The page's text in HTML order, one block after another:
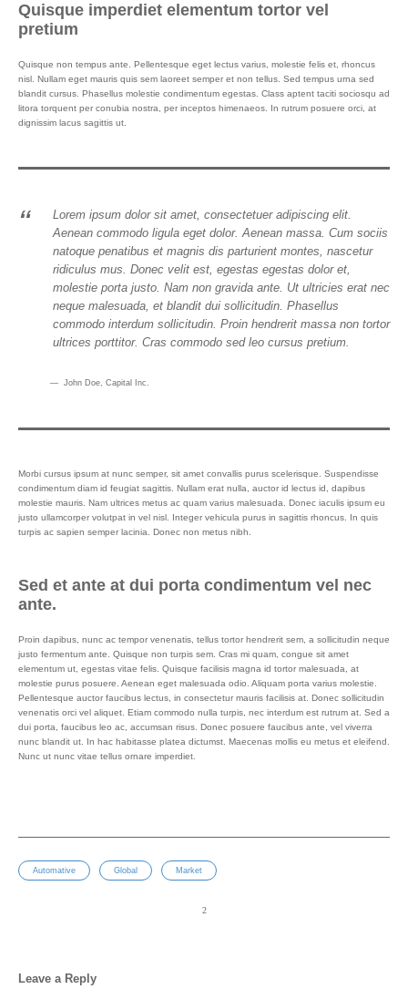
Quisque imperdiet elementum tortor vel
pretium
Quisque non tempus ante. Pellentesque eget lectus varius, molestie felis et, rhoncus
nisl. Nullam eget mauris quis sem laoreet semper et non tellus. Sed tempus urna sed
blandit cursus. Phasellus molestie condimentum egestas. Class aptent taciti sociosqu ad
litora torquent per conubia nostra, per inceptos himenaeos. In rutrum posuere orci, at
dignissim lacus sagittis ut.
Lorem ipsum dolor sit amet, consectetuer adipiscing elit.
Aenean commodo ligula eget dolor. Aenean massa. Cum sociis
natoque penatibus et magnis dis parturient montes, nascetur
ridiculus mus. Donec velit est, egestas egestas dolor et,
molestie porta justo. Nam non gravida ante. Ut ultricies erat nec
neque malesuada, et blandit dui sollicitudin. Phasellus
commodo interdum sollicitudin. Proin hendrerit massa non tortor
ultrices porttitor. Cras commodo sed leo cursus pretium.
John Doe, Capital Inc.
Morbi cursus ipsum at nunc semper, sit amet convallis purus scelerisque. Suspendisse
condimentum diam id feugiat sagittis. Nullam erat nulla, auctor id lectus id, dapibus
molestie mauris. Nam ultrices metus ac quam varius malesuada. Donec iaculis ipsum eu
justo ullamcorper volutpat in vel nisl. Integer vehicula purus in sagittis rhoncus. In quis
turpis ac sapien semper lacinia. Donec non metus nibh.
Sed et ante at dui porta condimentum vel nec
ante.
Proin dapibus, nunc ac tempor venenatis, tellus tortor hendrerit sem, a sollicitudin neque
justo fermentum ante. Quisque non turpis sem. Cras mi quam, congue sit amet
elementum ut, egestas vitae felis. Quisque facilisis magna id tortor malesuada, at
molestie purus posuere. Aenean eget malesuada odio. Aliquam porta varius molestie.
Pellentesque auctor faucibus lectus, in consectetur mauris facilisis at. Donec sollicitudin
venenatis orci vel aliquet. Etiam commodo nulla turpis, nec interdum est rutrum at. Sed a
dui porta, faucibus leo ac, accumsan risus. Donec posuere faucibus ante, vel viverra
nunc blandit ut. In hac habitasse platea dictumst. Maecenas mollis eu metus et eleifend.
Nunc ut nunc vitae tellus ornare imperdiet.
Automative Global Market
Leave a Reply